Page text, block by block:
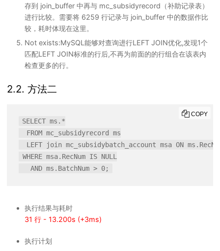
存到 join_buffer 中再与 mc_subsidyrecord（补助记录表）
进行比较。需要将 6259 行记录与 join_buffer 中的数据作比
较，耗时体现在这里。
Not exists:MySQL能够对查询进行LEFT JOIN优化,发现1个
匹配LEFT JOIN标准的行后,不再为前面的的行组合在该表内
检查更多的行。
2.2. 方法二
SELECT ms.*
  FROM mc_subsidyrecord ms
LEFT join mc_subsidybatch_account msa ON
WHERE msa.RecNum IS NULL
COPY
执行结果与耗时
31 行 - 13.200s (+3ms)
执行计划